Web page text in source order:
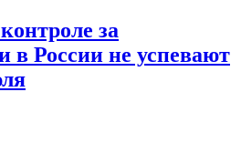
за
в России не успевают